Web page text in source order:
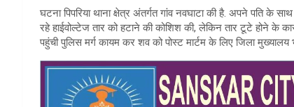
p
p
घटना पिपरिया थाना क्षेत्र अंतर्गत गांव नवघाटा की है. अपने पति
रहे हाईवोल्टेज तार को हटाने की कोशिश की, लेकिन तार टूटे होने के
पहुंची पुलिस मर्ग कायम कर शव को पोस्ट मार्टम के लिए जिला मुख्यालय